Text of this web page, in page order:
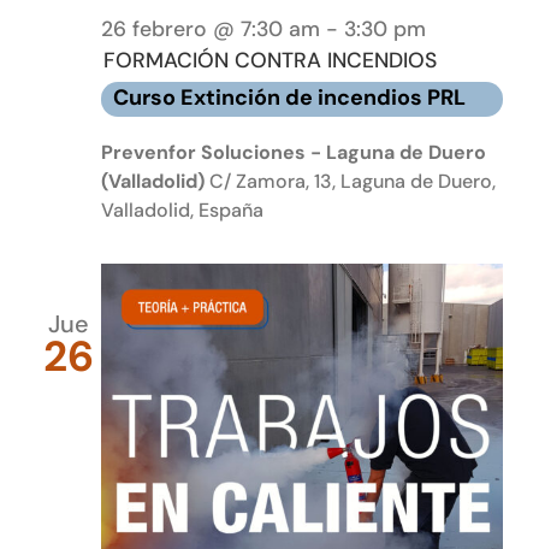
26 febrero @ 7:30 am - 3:30 pm
FORMACIÓN CONTRA INCENDIOS
Curso Extinción de incendios PRL
Prevenfor Soluciones - Laguna de Duero
(Valladolid)C/ Zamora, 13, Laguna de Duero,
Valladolid, España
Jue
26